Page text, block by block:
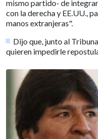
mismo partido- de
con la derecha y EE.UU.,
manos extranjeras".
Dijo que, junto al
quieren impedirle